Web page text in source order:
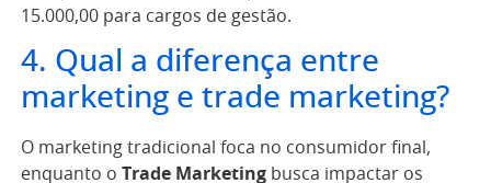
15.000,00 para cargos de gestão.
4. Qual a diferença entre
marketing e trade marketing?
O marketing tradicional foca no consumidor final,
enquanto o Trade Marketing busca impactar os